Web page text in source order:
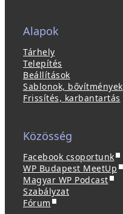
Alapok
Tárhely
Telepítés
Beállítások
Sablonok, bővítmények
Frissítés, karbantartás
Közösség
Facebook csoportunk(
ú
j
WP Budapest MeetUp (
Magyar WP Podcast(
Szabályzat
Fórum (